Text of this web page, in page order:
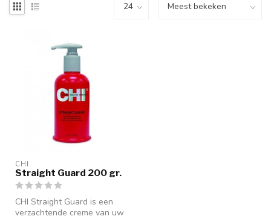
CHI
Straight Guard 200 gr.
CHI Straight Guard is een
verzachtende creme van uw